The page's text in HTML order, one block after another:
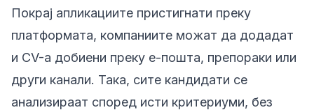
Покрај апликациите пристигнати преку
платформата, компаниите можат да додадат
и CV-а добиени преку е-пошта, препораки или
други канали. Така, сите кандидати се
анализираат според исти критериуми, без